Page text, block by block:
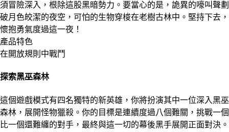
須冒險深入，根除這股黑暗勢力。要當心的是，詭異的嚎叫聲劃
破月色皎潔的夜空，可怕的生物穿梭在老樹古林中。堅持下去，
懷抱勇氣度過這一夜！
產品特色
在開放規則中戰鬥
探索黑巫森林
這個遊戲模式有四名獨特的新英雄，你將扮演其中一位深入黑巫
森林，展開怪物獵殺。你的目標是連續度過八個難關，挑戰一個
比一個還難纏的對手，最終與這一切的幕後黑手展開正面對決。